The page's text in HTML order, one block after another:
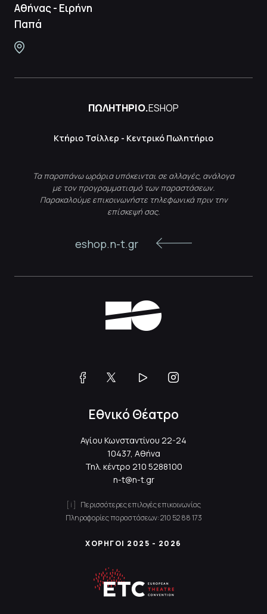
Αθήνας - Ειρήνη
Παπά
ΠΩΛΗΤΗΡΙΟ.ESHOP
Κτήριο Τσίλλερ - Κεντρικό Πωλητήριο
Τα παραπάνω ωράρια υπόκεινται σε αλλαγές, ανάλογα
με τον προγραμματισμό των παραστάσεων.
Παρακαλούμε επικοινωνήστε τηλεφωνικά πριν την
επίσκεψή σας.
eshop.n-t.gr
Εθνικό Θέατρο
Αγίου Κωνσταντίνου 22-24
10437, Αθήνα
Τηλ. κέντρο 210 5288100
n-t@n-t.gr
Περισσότερες επιλογές επικοινωνίας
Πληροφορίες παραστάσεων:210 52 88 173
ΧΟΡΗΓΟΙ 2025 - 2026